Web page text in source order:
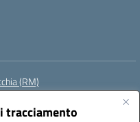
tracciamento
(RM)